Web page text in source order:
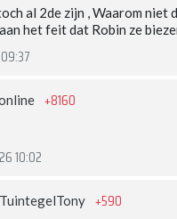
al 2de zijn , Waarom
het feit dat Robin ze
+8160
10:02
TuintegelTony +590